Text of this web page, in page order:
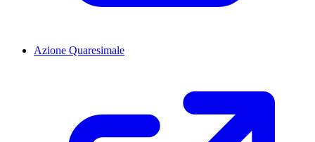
Azione Quaresimale